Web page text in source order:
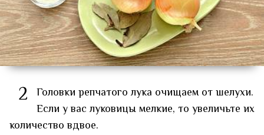
2 Головки репчатого лука очищаем от шелухи.
Если у вас луковицы мелкие, то увеличьте их
количество вдвое.